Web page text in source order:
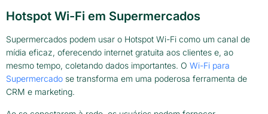
Hotspot Wi-Fi em Supermercados
Supermercados podem usar o Hotspot Wi-Fi como um canal de
mídia eficaz, oferecendo internet gratuita aos clientes e, ao
mesmo tempo, coletando dados importantes. O Wi-Fi para
Supermercado se transforma em uma poderosa ferramenta de
CRM e marketing.